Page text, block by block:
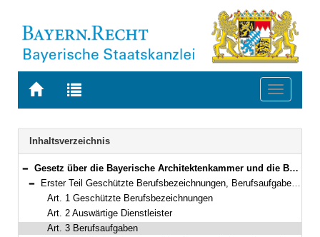
Zur
BAYERN.RECHT
Zur
letzten
Suche
Toggle
Navigation
Inhaltsverzeichnis
Bereich reduzieren
Gesetz über die Bayerische Architektenkammer und die Bayerische Ingenieurekammer-Bau (Baukammerngesetz – BauKaG) Vom 9. Mai 2007 (GVBl. S. 308) BayRS 2133-1-B (Art. 1–35)
Bereich reduzieren
Erster Teil Geschützte Berufsbezeichnungen, Berufsaufgaben (Art. 1–3)
Art. 1 Geschützte Berufsbezeichnungen
Art. 2 Auswärtige Dienstleister
Art. 3 Berufsaufgaben